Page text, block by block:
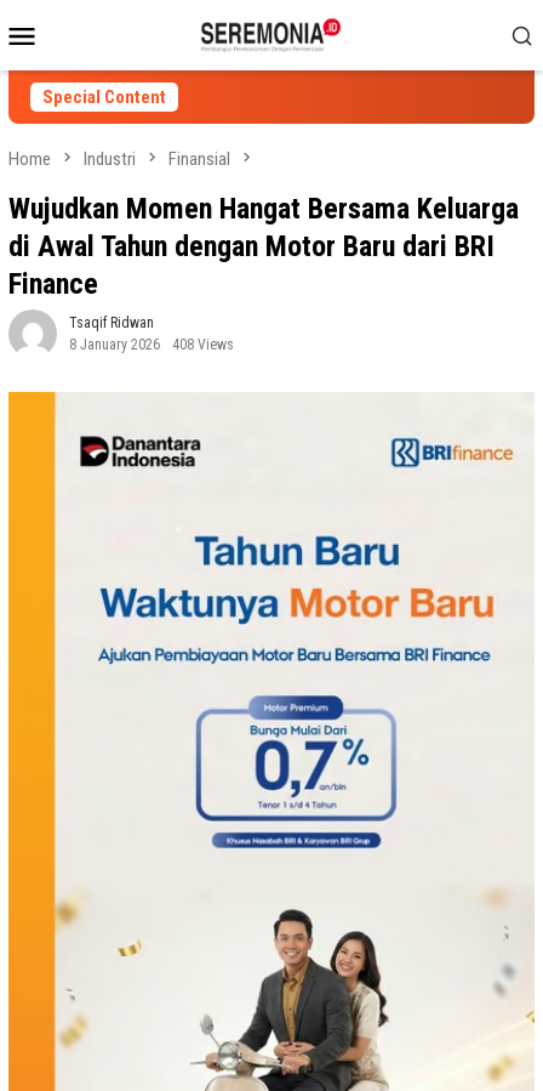
to
contentMenu
Special Content
Home Industri Finansial
Wujudkan Momen Hangat Bersama Keluarga
di Awal Tahun dengan Motor Baru dari BRI
Finance
Tsaqif Ridwan
8 January 2026
408 Views